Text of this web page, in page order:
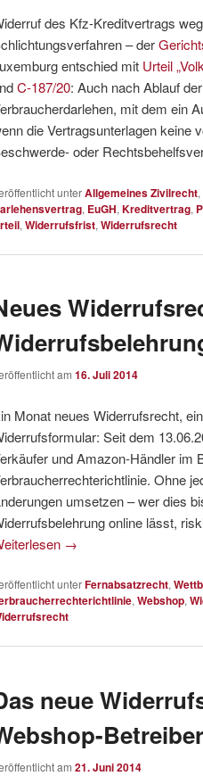
des Kfz-Kreditvertrags
– der
entschied mit Urteil
C-187/20: Auch nach Ablauf
mit dem ein
die Vertragsunterlagen keine
oder
unterAllgemeines Zivilrecht,
, EuGH, Kreditvertrag,
, Widerrufsfrist, Widerrufsrecht
am 16. Juli 2014
Monat neues Widerrufsrecht,
Seit dem
und Amazon-Händler im
Ohne
umsetzen – wer dies
online lässt,
→
unterFernabsatzrecht,
, Webshop,
neue
Betreiber
am 21. Juni 2014